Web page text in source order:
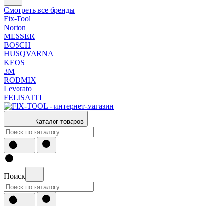
Смотреть все бренды
Fix-Tool
Norton
MESSER
BOSCH
HUSQVARNA
KEOS
3М
RODMIX
Levorato
FELISATTI
Каталог товаров
Поиск